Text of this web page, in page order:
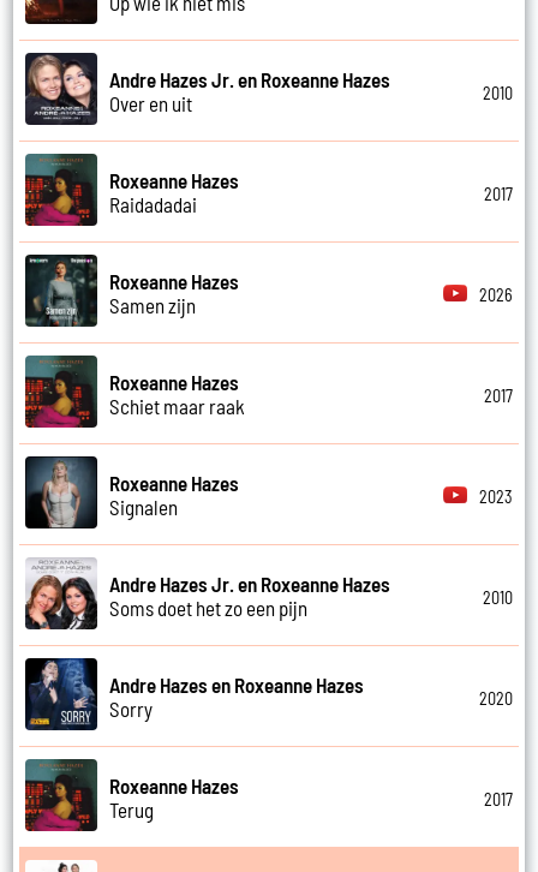
Andre Hazes Jr. en Roxeanne Hazes
Over en uit
2010
Roxeanne Hazes
Raidadadai
2017
Roxeanne Hazes
Samen zijn
2026
Roxeanne Hazes
Schiet maar raak
2017
Roxeanne Hazes
Signalen
2023
Andre Hazes Jr. en Roxeanne Hazes
Soms doet het zo een pijn
2010
Andre Hazes en Roxeanne Hazes
Sorry
2020
Roxeanne Hazes
Terug
2017